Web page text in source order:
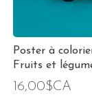
Poster à
Fruits et
16,00$CA